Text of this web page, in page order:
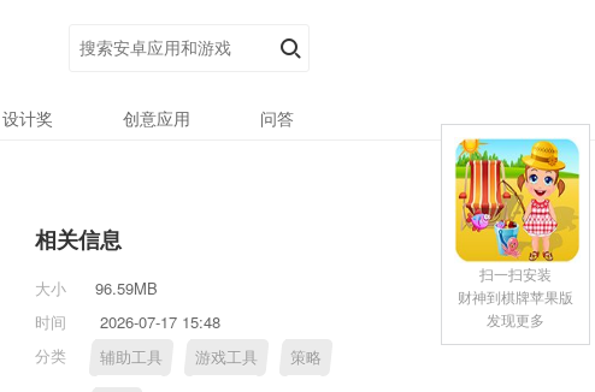
设计奖 创意应用 问答
相关信息
大小
96.59MB
时间
2026-07-17 15:48
分类
辅助工具 游戏工具 策略
扫一扫安装
财神到棋牌苹果版
发现更多